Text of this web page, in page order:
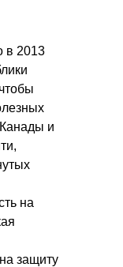
в 2013
и
на
защиту